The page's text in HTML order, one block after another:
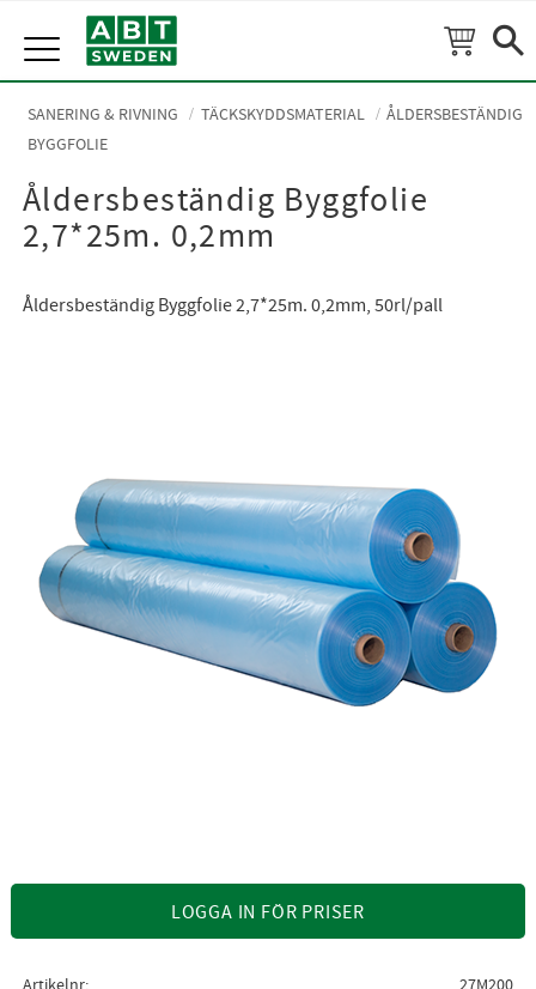
Meny
SANERING & RIVNING TÄCKSKYDDSMATERIAL
ÅLDERSBESTÄNDIG
BYGGFOLIE
Åldersbeständig Byggfolie
2,7*25m. 0,2mm
Åldersbeständig Byggfolie 2,7*25m. 0,2mm, 50rl/pall
LOGGA IN FÖR PRISER